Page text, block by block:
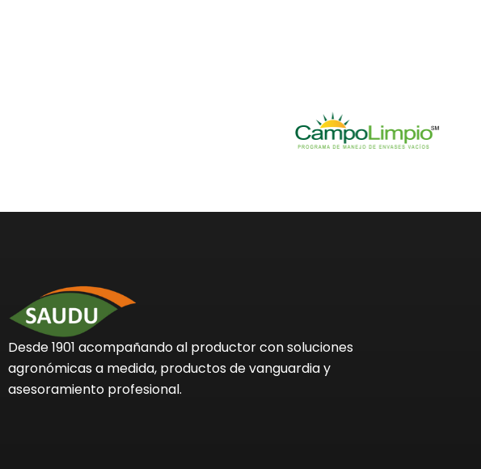
Desde 1901 acompañando al productor con soluciones
agronómicas a medida, productos de vanguardia y
asesoramiento profesional.